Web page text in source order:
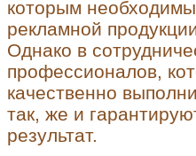
которым
рекламной
Однако в
профессионалов,
качественно
так, же и
результат.